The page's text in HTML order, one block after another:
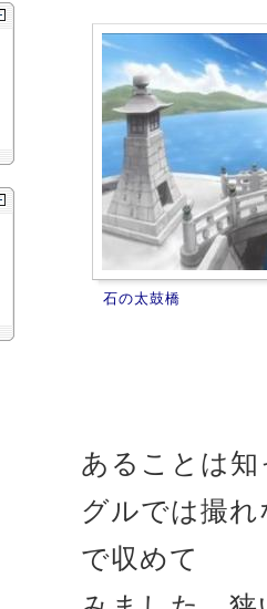
石の太鼓橋
あることは
グルでは撮
で収めて